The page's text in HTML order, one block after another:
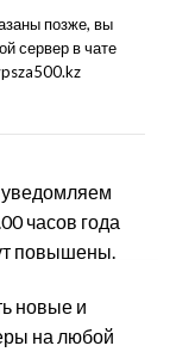
позже, вы
сервер в чате
часов года
повышены.
новые и
на любой